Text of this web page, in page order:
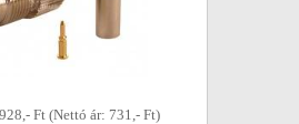
Ft (Nettó ár: 731,- Ft)